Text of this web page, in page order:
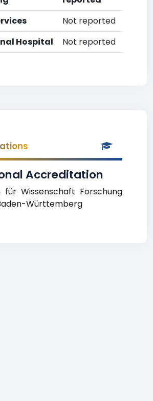
Not reported
Hospital
Not reported
Accreditation
für Wissenschaft Forschung
Württemberg